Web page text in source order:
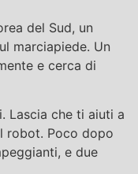
del Sud, un
marciapiede. Un
e cerca di
Lascia che ti aiuti a
robot. Poco dopo
e due